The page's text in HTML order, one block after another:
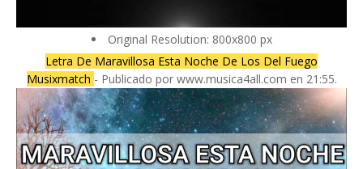
Original Resolution: 800x800 px
Letra De Maravillosa Esta Noche De Los Del Fuego
Musixmatch - Publicado por www.musica4all.com en 21:55.